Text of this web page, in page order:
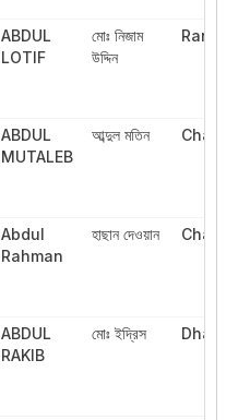
ABDUL
LOTIF
মোঃ নিজাম
উদ্দিন
Rangpur
ABDUL
MUTALEB
আব্দুল মতিন
Abdul
Rahman
হাছান দেওয়ান
ABDUL
RAKIB
মোঃ ইদ্রিস Dhaka